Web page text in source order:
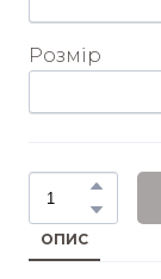
Розмір
ОПИС